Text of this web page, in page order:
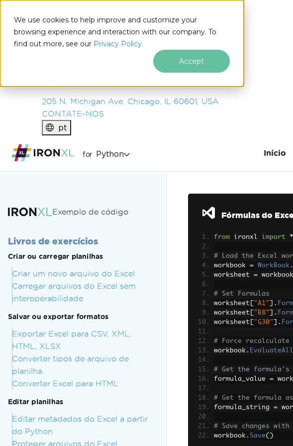
We use cookies to help improve and customize your
browsing experience and interaction with our company. To
find out more, see our Privacy Policy.
Accept
IRONSOFTWARE
PRODUTOS
EMPRESA
205 N. Michigan Ave. Chicago, IL 60601, USA
CONTATE-NOS
pt
for Python Início
Exemplo de código
Livros de exercícios
Criar ou carregar planilhas
Criar um novo arquivo do Excel
Carregar arquivos do Excel sem
interoperabilidade
Salvar ou exportar formatos
Exportar Excel para CSV, XML,
HTML, XLSX
Converter tipos de arquivo de
planilha
Converter Excel para HTML
Editar planilhas
Editar metadados do Excel a partir
do Python
Proteger arquivos do Excel
Fórmulas do
from ironxl import *
# Load the Excel
workbook = WorkBook .
worksheet = workbook
# Set Formulas
worksheet
"A1" ].
worksheet
"B8" ].
worksheet
"G30" ].
# Force
workbook . EvaluateAll
# Get the
formula_value =
# Get the formula
formula_string =
# Save changes
workbook . Save()